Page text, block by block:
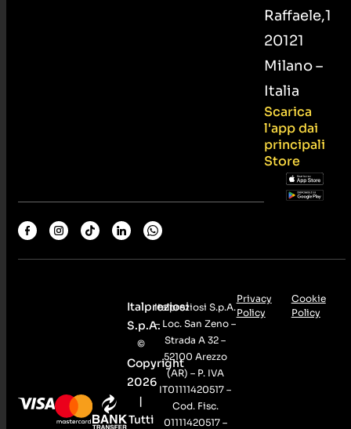
Raffaele,1
20121
Milano –
Italia
Scarica
l'app dai
principali
Store
Italpreziosi
S.p.A.
©
Copyright
2026
|
Tutti
Italpreziosi S.p.A.
– Loc. San Zeno –
Strada A 32 –
52100 Arezzo
(AR) – P. IVA
IT01111420517 –
Cod. Fisc.
01111420517 –
Privacy
Policy
Cookie
Policy